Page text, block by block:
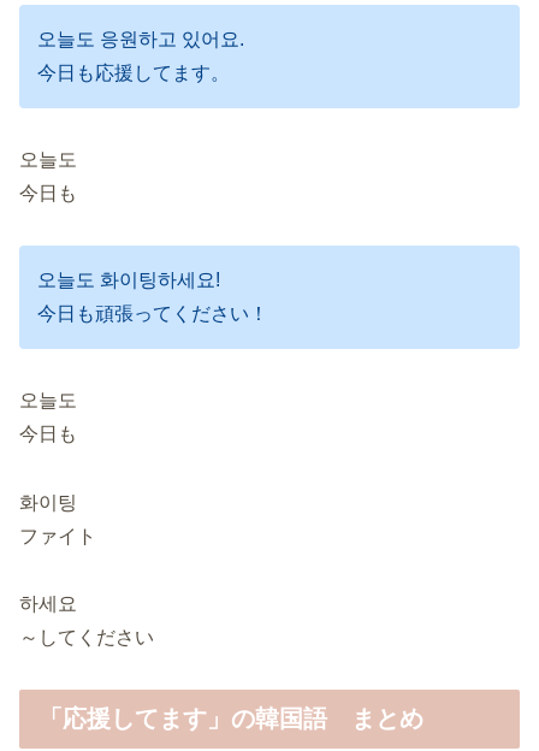
오늘도 응원하고 있어요.
今日も応援してます。
오늘도
今日も
오늘도 화이팅하세요!
今日も頑張ってください！
오늘도
今日も
화이팅
ファイト
하세요
～してください
「応援してます」の韓国語 まとめ